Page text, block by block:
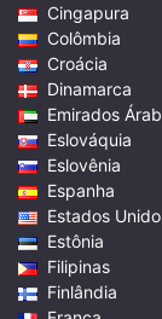
Cingapura
Colômbia
Croácia
Dinamarca
Emirados
Eslováquia
Eslovênia
Espanha
Estados
Estônia
Filipinas
Finlândia